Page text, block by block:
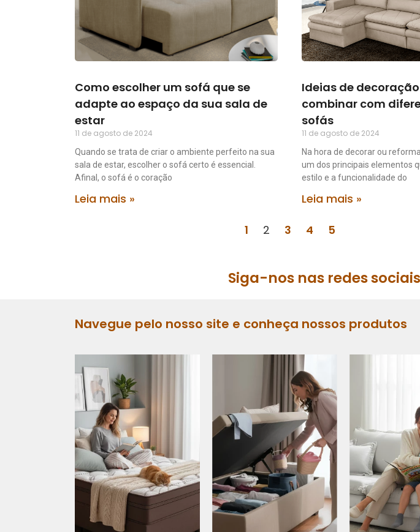
Como escolher um sofá que se
adapte ao espaço da sua sala de
estar
11 de agosto de 2024
Quando se trata de criar o ambiente perfeito na sua
sala de estar, escolher o sofá certo é essencial.
Afinal, o sofá é o coração
Leia mais »
Ideias de
combinar com
sofás
11 de agosto de 2024
Na hora de decorar ou
um dos principais elementos
estilo e a funcionalidade do
Leia mais »
1 2 3 4 5
Siga-nos nas redes sociais
Navegue pelo nosso site e conheça nossos produtos